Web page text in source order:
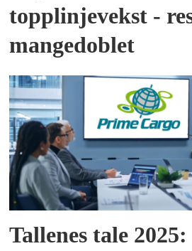
topplinjevekst -
mangedoblet
Tallenes tale